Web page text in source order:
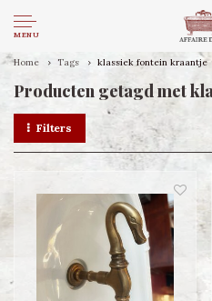
MENU
Home Tags klassiek fontein kraantje
Producten getagd met
Filters